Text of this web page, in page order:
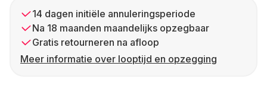
14 dagen initiële annuleringsperiode
Na 18 maanden maandelijks opzegbaar
Gratis retourneren na afloop
Meer informatie over looptijd en opzegging